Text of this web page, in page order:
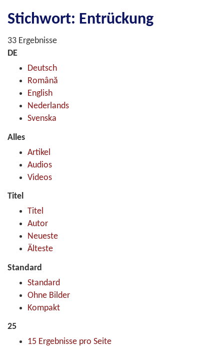
Stichwort: Entrückung
33 Ergebnisse
DE
Deutsch
Română
English
Nederlands
Svenska
Alles
Artikel
Audios
Videos
Titel
Titel
Autor
Neueste
Älteste
Standard
Standard
Ohne Bilder
Kompakt
25
15 Ergebnisse pro Seite